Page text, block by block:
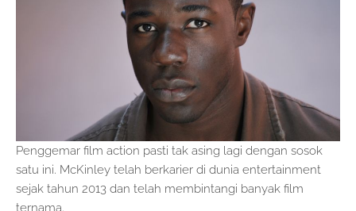
Penggemar film action pasti tak asing lagi dengan sosok
satu ini. McKinley telah berkarier di dunia entertainment
sejak tahun 2013 dan telah membintangi banyak film
ternama.